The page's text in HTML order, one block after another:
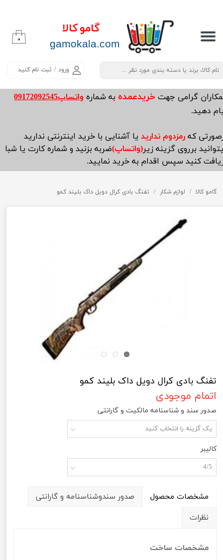
گامو کالا
​​​​​​gamokala.com
ورود / ثبت نام کنید
حساب کاربری من
تغییر گذر واژه
سفارشات
خروج از حساب کاربری
۰
گرامی جهت خریدعمده به شماره واتساپ09172092545
دهید.
که رمزدوم ندارید یا آشنایی با خرید اینترنتی ندارید
برروی گزینه زیر(واتساپ)ضربه بزنید و شماره کارت یا شبا
کنید سپس اقدام به خرید نمایید.
گامو کالا لوازم شکار تفنگ بادی کرال دویل داک بلیند کمو
تفنگ بادی کرال دویل داک بلیند کمو
اتمام موجودی
صدور سند و شناسنامه مالکیت و گارانتی
یک گزینه را انتخاب کنید
کالیبر
4/5
مشخصات محصول
صدور سندوشناسنامه و گارانتی
نظرات
مشخصات ساخت